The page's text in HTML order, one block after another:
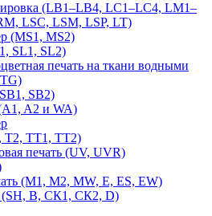
(LB1–LB4, LC1–LC4, LM1–
LSC, LSM, LSP, LT)
(MS1, MS2)
SL1, SL2)
печать на ткани водными
SB2)
A2 и WA)
Т2, ТT1, ТT2)
печать (UV, UVR)
(M1, M2, MW, E, ES, EW)
(SH, В, СК1, СК2, D)